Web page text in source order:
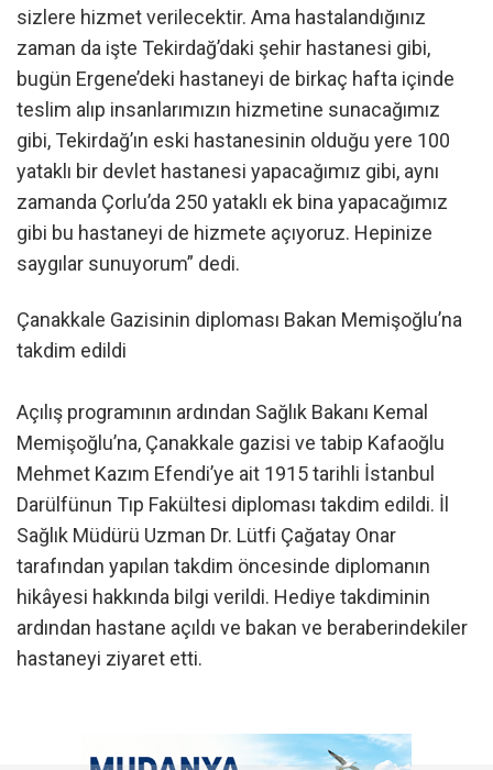
sizlere hizmet verilecektir. Ama hastalandığınız
zaman da işte Tekirdağ’daki şehir hastanesi gibi,
bugün Ergene’deki hastaneyi de birkaç hafta içinde
teslim alıp insanlarımızın hizmetine sunacağımız
gibi, Tekirdağ’ın eski hastanesinin olduğu yere 100
yataklı bir devlet hastanesi yapacağımız gibi, aynı
zamanda Çorlu’da 250 yataklı ek bina yapacağımız
gibi bu hastaneyi de hizmete açıyoruz. Hepinize
saygılar sunuyorum” dedi.
Çanakkale Gazisinin diploması Bakan Memişoğlu’na
takdim edildi
Açılış programının ardından Sağlık Bakanı Kemal
Memişoğlu’na, Çanakkale gazisi ve tabip Kafaoğlu
Mehmet Kazım Efendi’ye ait 1915 tarihli İstanbul
Darülfünun Tıp Fakültesi diploması takdim edildi. İl
Sağlık Müdürü Uzman Dr. Lütfi Çağatay Onar
tarafından yapılan takdim öncesinde diplomanın
hikâyesi hakkında bilgi verildi. Hediye takdiminin
ardından hastane açıldı ve bakan ve beraberindekiler
hastaneyi ziyaret etti.